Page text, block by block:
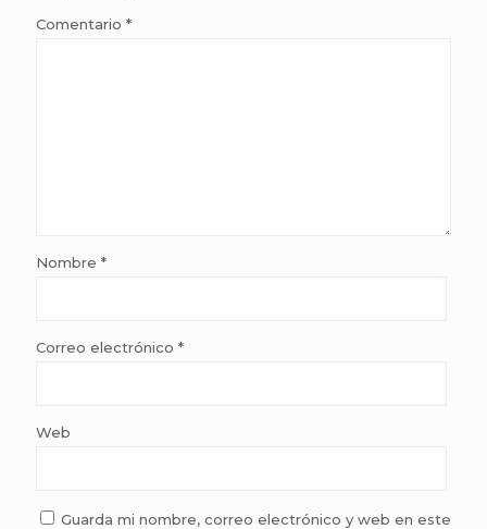
Comentario *
Nombre *
Correo electrónico *
Web
Guarda mi nombre, correo electrónico y web en este